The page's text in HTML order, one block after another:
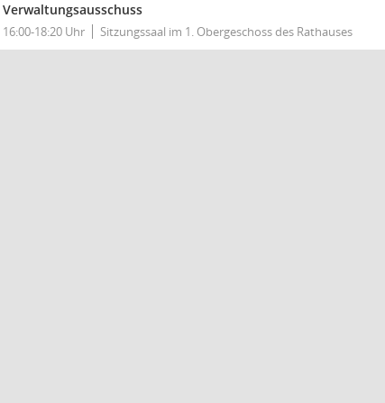
Verwaltungsausschuss
16:00-18:20 Uhr Sitzungssaal im 1. Obergeschoss des Rathauses